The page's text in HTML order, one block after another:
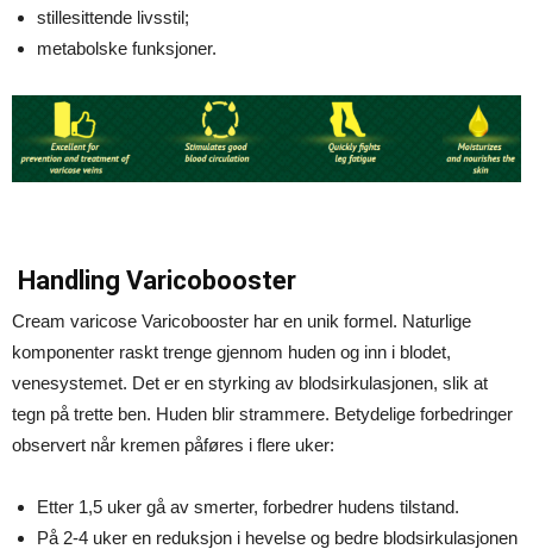
stillesittende livsstil;
metabolske funksjoner.
Handling Varicobooster
Cream varicose Varicobooster har en unik formel. Naturlige
komponenter raskt trenge gjennom huden og inn i blodet,
venesystemet. Det er en styrking av blodsirkulasjonen, slik at
tegn på trette ben. Huden blir strammere. Betydelige forbedringer
observert når kremen påføres i flere uker:
Etter 1,5 uker gå av smerter, forbedrer hudens tilstand.
På 2-4 uker en reduksjon i hevelse og bedre blodsirkulasjonen